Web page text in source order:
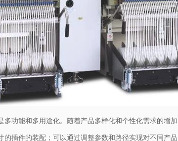
多功能和多用途化。随着产品多样化和个性化需求的增
插件的装配；可以通过调整参数和路径实现对不同产